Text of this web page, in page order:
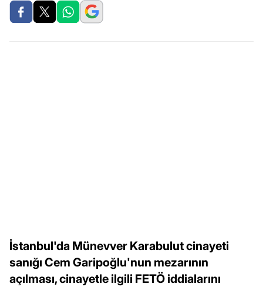
İstanbul'da Münevver Karabulut cinayeti
sanığı Cem Garipoğlu'nun mezarının
açılması, cinayetle ilgili FETÖ iddialarını